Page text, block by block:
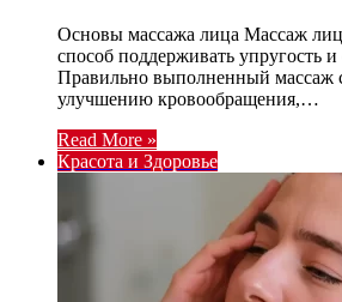
Основы массажа лица Массаж
способ поддерживать упругость
Правильно выполненный массаж
улучшению кровообращения,…
Read More »
Красота и Здоровье